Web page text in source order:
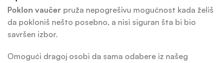
Poklon vaučer pruža nepogrešivu mogućnost kada želiš
da pokloniš nešto posebno, a nisi siguran šta bi bio
savršen izbor.
Omogući dragoj osobi da sama odabere iz našeg